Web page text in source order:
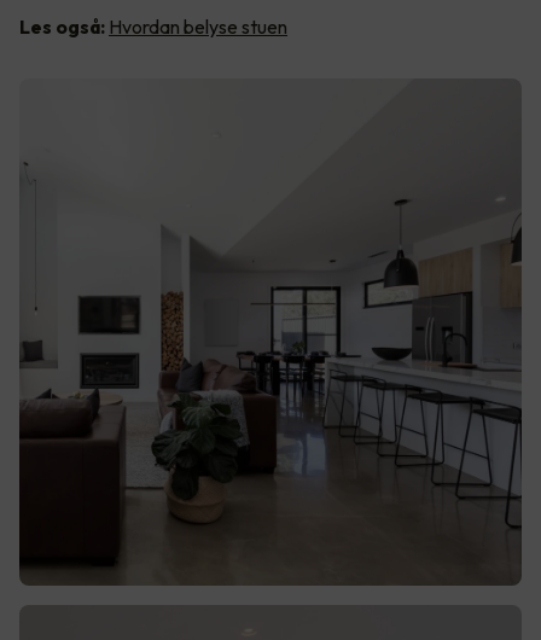
Les også: Hvordan belyse stuen